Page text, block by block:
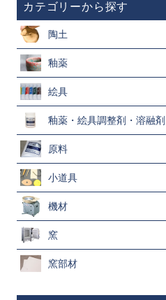
カテゴリーから探す
陶土
釉薬
絵具
釉薬・絵具調整剤・溶融剤
原料
小道具
機材
窯
窯部材